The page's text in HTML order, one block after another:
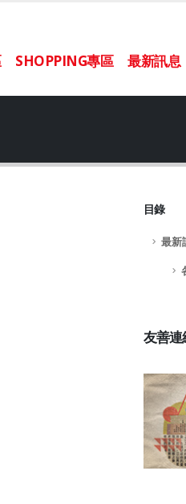
SHOPPING專區 最新訊息
目錄
最新
友善連